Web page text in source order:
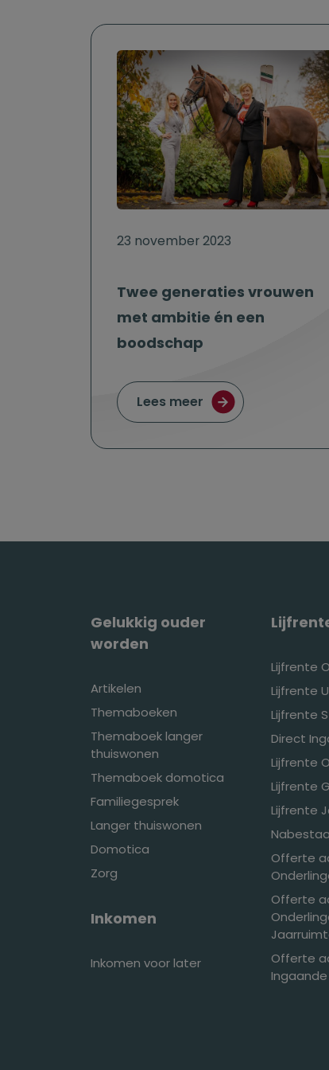
23 november 2023
Twee generaties vrouwen
met ambitie én een
boodschap
Lees meer over Twee
Gelukkig ouder
worden
Artikelen
Themaboeken
Themaboek langer
thuiswonen
Themaboek domotica
Familiegesprek
Langer thuiswonen
Domotica
Zorg
Inkomen
Inkomen voor later
Lijfrente
Lijfrente
Lijfrente
Direct
Lijfrente
Lijfrente
Lijfrente
Offerte
Offerte
Offerte